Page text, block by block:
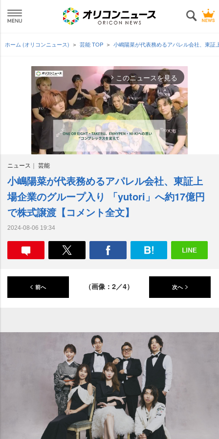
ホーム (オリコンニュース) 芸能 TOP 小嶋陽菜が代表務めるアパレル会社、東
arrow_forward_ios このニュースを見る
M
t
ニュース 芸能
小嶋陽菜が代表務めるアパレル会社、東証上
場企業のグループ入り 「yutori」へ約17億円
で株式譲渡【コメント全文】
2024-08-06 19:34
前へ （画像：2／4） 次へ